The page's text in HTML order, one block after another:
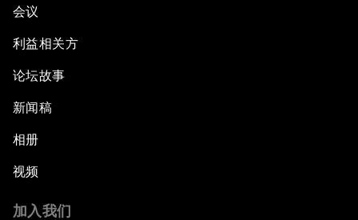
会议
利益相关方
论坛故事
新闻稿
相册
视频
加入我们